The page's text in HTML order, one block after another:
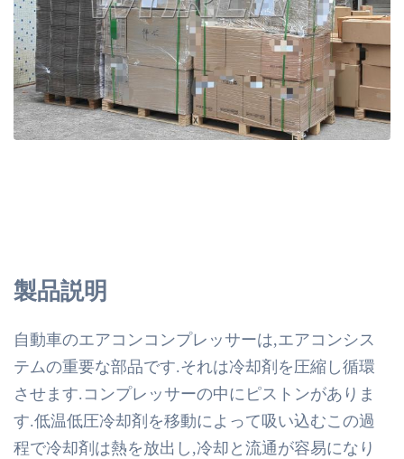
製品説明
自動車のエアコンコンプレッサーは,エアコンシス
テムの重要な部品です.それは冷却剤を圧縮し循環
させます.コンプレッサーの中にピストンがありま
す.低温低圧冷却剤を移動によって吸い込むこの過
程で冷却剤は熱を放出し,冷却と流通が容易になり